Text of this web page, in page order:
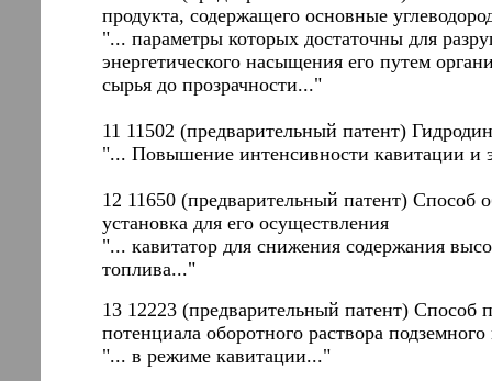
продукта, содержащего основные
"... параметры которых достаточны для
энергетического насыщения его путем
сырья до прозрачности..."
11 11502 (предварительный патент)
"... Повышение интенсивности кавитации и
12 11650 (предварительный патент) Способ
установка для его осуществления
"... кавитатор для снижения содержания
топлива..."
13 12223 (предварительный патент) Способ
потенциала оборотного раствора
"... в режиме кавитации..."